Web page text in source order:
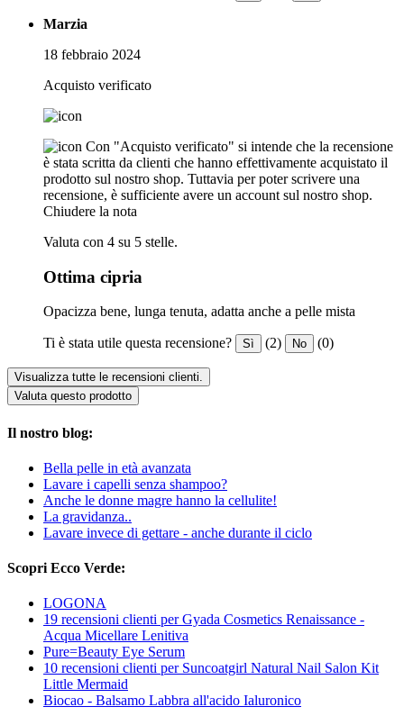
Marzia
18 febbraio 2024
Acquisto verificato
Con "Acquisto verificato" si intende che la recensione
è stata scritta da clienti che hanno effettivamente acquistato il
prodotto sul nostro shop. Tuttavia per poter scrivere una
recensione, è sufficiente avere un account sul nostro shop.
Chiudere la nota
Valuta con 4 su 5 stelle.
Ottima cipria
Opacizza bene, lunga tenuta, adatta anche a pelle mista
Ti è stata utile questa recensione? Sì (2) No (0)
Visualizza tutte le recensioni clienti.
Valuta questo prodotto
Il nostro blog:
Bella pelle in età avanzata
Lavare i capelli senza shampoo?
Anche le donne magre hanno la cellulite!
La gravidanza..
Lavare invece di gettare - anche durante il ciclo
Scopri Ecco Verde:
LOGONA
19 recensioni clienti per Gyada Cosmetics Renaissance -
Acqua Micellare Lenitiva
Pure=Beauty Eye Serum
10 recensioni clienti per Suncoatgirl Natural Nail Salon Kit
Little Mermaid
Biocao - Balsamo Labbra all'acido Ialuronico